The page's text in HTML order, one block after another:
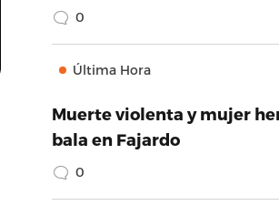
0
Última Hora
Muerte violenta y mujer
bala en Fajardo
0